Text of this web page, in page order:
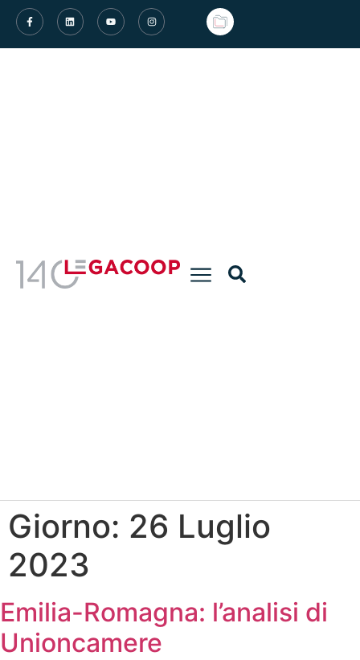
Giorno: 26 Luglio
2023
Emilia-Romagna: l’analisi di
Unioncamere